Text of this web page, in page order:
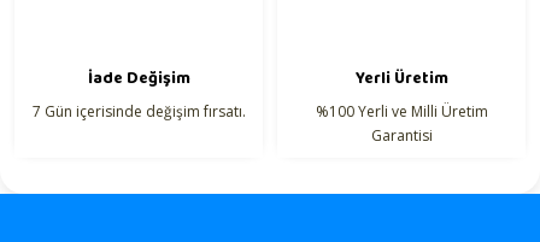
İade Değişim
7 Gün içerisinde değişim fırsatı.
Yerli Üretim
%100 Yerli ve Milli Üretim
Garantisi